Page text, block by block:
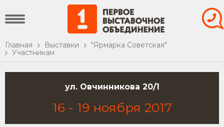
Главная Выставки
"Ярмарка Советская"
Участникам
ул. Овчинникова 20/1
16 - 19 ноября 2017